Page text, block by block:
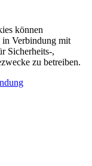
können
Verbindung mit
Sicherheits-,
zu betreiben.